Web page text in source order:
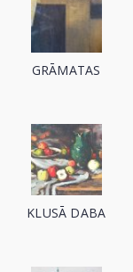
GRĀMATAS
KLUSĀ DABA